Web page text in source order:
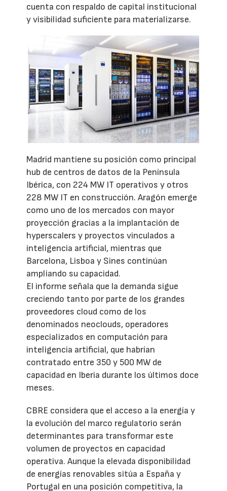
cuenta con respaldo de capital institucional
y visibilidad suficiente para materializarse.
Madrid mantiene su posición como principal
hub de centros de datos de la Península
Ibérica, con 224 MW IT operativos y otros
228 MW IT en construcción. Aragón emerge
como uno de los mercados con mayor
proyección gracias a la implantación de
hyperscalers y proyectos vinculados a
inteligencia artificial, mientras que
Barcelona, Lisboa y Sines continúan
ampliando su capacidad.
El informe señala que la demanda sigue
creciendo tanto por parte de los grandes
proveedores cloud como de los
denominados neoclouds, operadores
especializados en computación para
inteligencia artificial, que habrían
contratado entre 350 y 500 MW de
capacidad en Iberia durante los últimos doce
meses.
CBRE considera que el acceso a la energía y
la evolución del marco regulatorio serán
determinantes para transformar este
volumen de proyectos en capacidad
operativa. Aunque la elevada disponibilidad
de energías renovables sitúa a España y
Portugal en una posición competitiva, la